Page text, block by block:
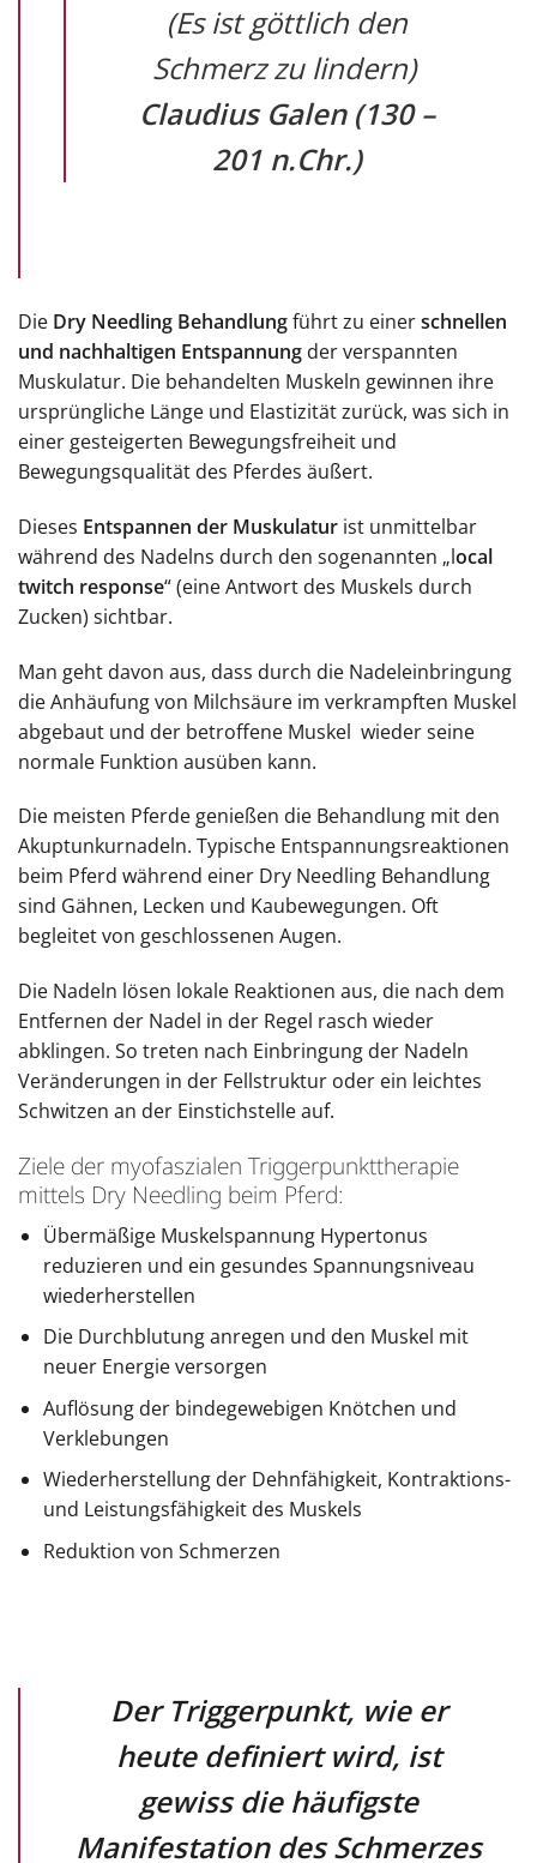
(Es ist göttlich den
Schmerz zu lindern)
Claudius Galen (130 –
201 n.Chr.)
Die Dry Needling Behandlungführt zu einerschnellen
und nachhaltigen Entspannung der verspannten
Muskulatur. Die behandelten Muskeln gewinnen ihre
ursprüngliche Länge und Elastizität zurück, was sich in
einer gesteigerten Bewegungsfreiheit und
Bewegungsqualität des Pferdes äußert.
Dieses Entspannen der Muskulatur ist unmittelbar
während des Nadelns durch den sogenannten „local
twitch response“ (eine Antwort des Muskels durch
Zucken) sichtbar.
Man geht davon aus, dass durch die Nadeleinbringung
die Anhäufung von Milchsäure im verkrampften Muskel
abgebaut und der betroffene Muskel wieder seine
normale Funktion ausüben kann.
Die meisten Pferde genießen die Behandlung mit den
Akuptunkurnadeln. Typische Entspannungsreaktionen
beim Pferd während einer Dry Needling Behandlung
sind Gähnen, Lecken und Kaubewegungen. Oft
begleitet von geschlossenen Augen.
Die Nadeln lösen lokale Reaktionen aus, die nach dem
Entfernen der Nadel in der Regel rasch wieder
abklingen. So treten nach Einbringung der Nadeln
Veränderungen in der Fellstruktur oder ein leichtes
Schwitzen an der Einstichstelle auf.
Ziele der myofaszialen Triggerpunkttherapie
mittels Dry Needling beim Pferd:
Übermäßige Muskelspannung Hypertonus
reduzieren und ein gesundes Spannungsniveau
wiederherstellen
Die Durchblutung anregen und den Muskel mit
neuer Energie versorgen
Auflösung der bindegewebigen Knötchen und
Verklebungen
Wiederherstellung der Dehnfähigkeit, Kontraktions-
und Leistungsfähigkeit des Muskels
Reduktion von Schmerzen
Der Triggerpunkt, wie er
heute definiert wird, ist
gewiss die häufigste
Manifestation des Schmerzes